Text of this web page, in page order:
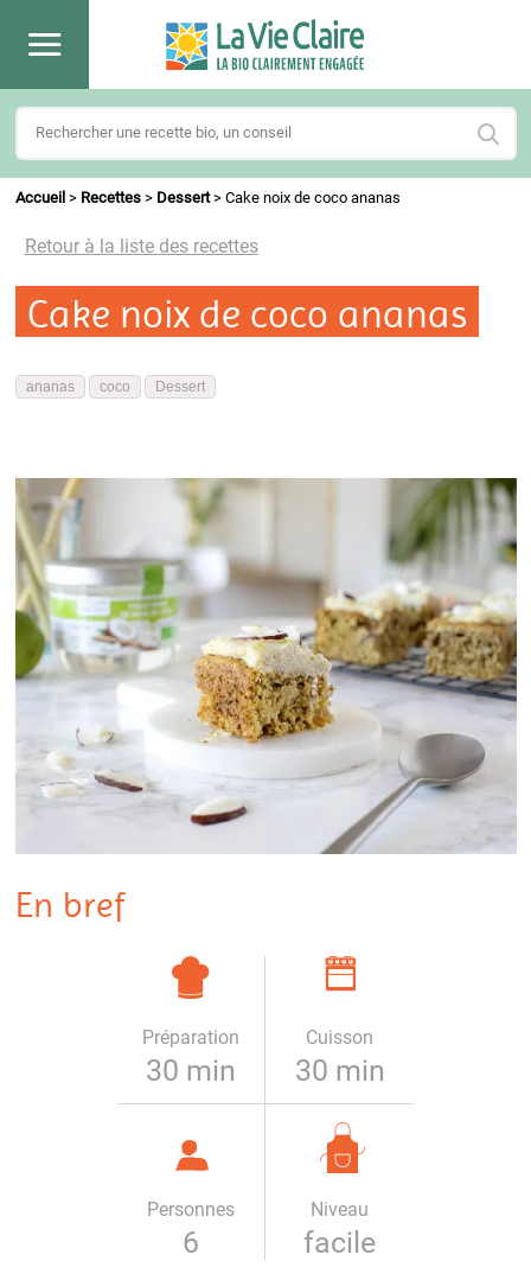
Accueil > Recettes> Dessert> Cake noix de coco ananas
Retour à la liste des recettes
Cake noix de coco ananas
ananas coco Dessert
En bref
Préparation
30 min
Cuisson
30 min
Personnes
6
Niveau
facile